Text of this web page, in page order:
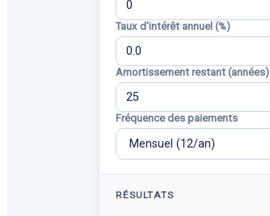
Taux d'intérêt annuel (%)
Amortissement restant (années)
Fréquence des paiements
RÉSULTATS